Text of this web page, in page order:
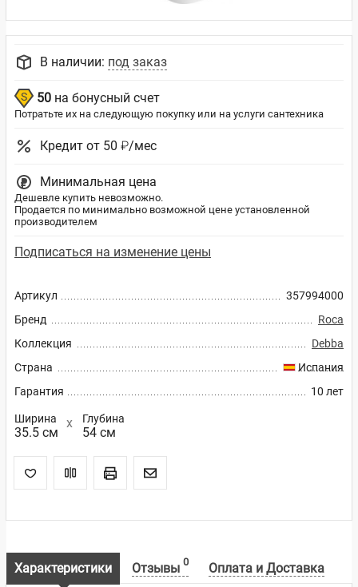
Артикул
357994000
Бренд
Roca
Коллекция
Debba
Страна
Испания
Гарантия
10 лет
Ширина
35.5 см
Глубина
54 см
В наличии: под заказ
50 на бонусный счет
Потратьте их на следующую покупку или на услуги сантехника
Кредит от 50 ₽/мес
Минимальная цена
Дешевле купить невозможно.
Продается по минимально возможной цене установленной
производителем
Подписаться на изменение цены
Характеристики Отзывы 0 Оплата и Доставка